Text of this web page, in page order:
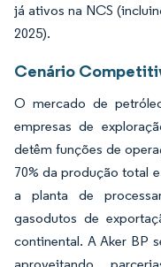
já ativos na NCS
2025).
Cenário
O mercado de
empresas de
detêm funções de
70% da produção total
a planta de
gasodutos de
continental. A Aker BP